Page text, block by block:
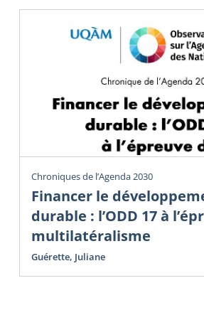
Chroniques de l’Agenda 2030
Financer le
durable : l’ODD 17 à
multilatéralisme
Guérette, Juliane